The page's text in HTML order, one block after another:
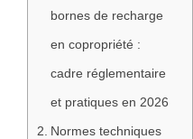
bornes de recharge
en copropriété :
cadre réglementaire
et pratiques en 2026
Normes techniques